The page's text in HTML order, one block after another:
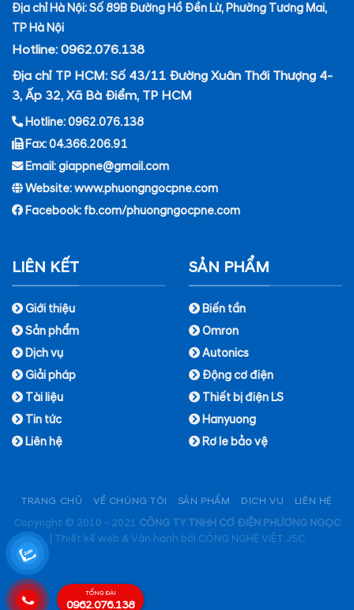
Địa chỉ Hà Nội: Số 89B Đường Hồ Đền Lừ, Phường Tương Mai,
TP Hà Nội
Hotline: 0962.076.138
Địa chỉ TP HCM: Số 43/11 Đường Xuân Thới Thượng 4-
3, Ấp 32, Xã Bà Điểm, TP HCM
Hotline: 0962.076.138
Fax: 04.366.206.91
Email: giappne@gmail.com
Website: www.phuongngocpne.com
Facebook: fb.com/phuongngocpne.com
LIÊN KẾT
Giới thiệu
Sản phẩm
Dịch vụ
Giải pháp
Tài liệu
Tin tức
Liên hệ
SẢN PHẨM
Biến tần
Omron
Autonics
Động cơ điện
Thiết bị điện LS
Hanyuong
Rơ le bảo vệ
TRANG CHỦ VỀ CHÚNG TÔI SẢN PHẨM DỊCH VỤ LIÊN HỆ
Copyright © 2010 - 2021 CÔNG TY TNHH CƠ ĐIỆN PHƯƠNG NGỌC
Thiết kế web & Vận hành bởi CÔNG NGHỆ VIỆT JSC
TỔNG ĐÀI
0962.076.138